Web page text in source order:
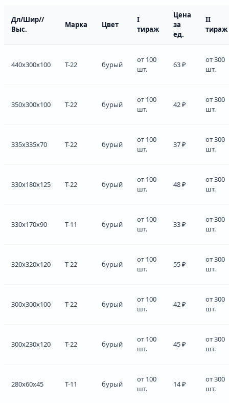
Дл/Шир//
Выс.
Марка Цвет
I
тираж
Цена
за
ед.
II
тираж
440x300x100 Т-22 бурый
от 100
шт.
63 ₽
от 300
шт.
350x300x100 Т-22 бурый
от 100
шт.
42 ₽
от 300
шт.
335x335x70 Т-22 бурый
от 100
шт.
37 ₽
от 300
шт.
330x180x125 Т-22 бурый
от 100
шт.
48 ₽
от 300
шт.
330x170x90 Т-11 бурый
от 100
шт.
33 ₽
от 300
шт.
320x320x120 Т-22 бурый
от 100
шт.
55 ₽
от 300
шт.
300x300x100 Т-22 бурый
от 100
шт.
42 ₽
от 300
шт.
300x230x120 Т-22 бурый
от 100
шт.
45 ₽
от 300
шт.
280x60x45 Т-11 бурый
от 100
шт.
14 ₽
от 300
шт.